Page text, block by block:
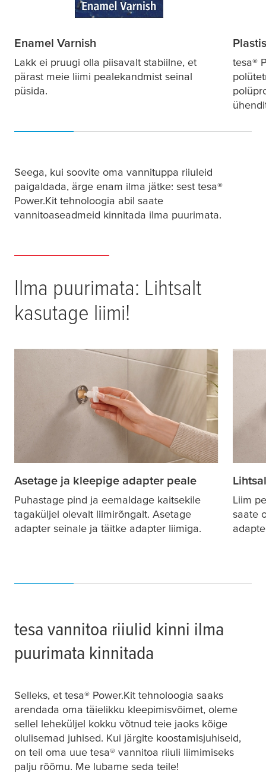
Enamel Varnish
Lakk ei pruugi olla piisavalt stabiilne, et
pärast meie liimi pealekandmist seinal
püsida.
tesa®
Seega, kui soovite oma vannituppa riiuleid
paigaldada, ärge enam ilma jätke: sest tesa®
Power.Kit tehnoloogia abil saate
vannitoaseadmeid kinnitada ilma puurimata.
Ilma puurimata: Lihtsalt
kasutage liimi!
Asetage ja kleepige adapter peale
Puhastage pind ja eemaldage kaitsekile
tagaküljel olevalt liimirõngalt. Asetage
adapter seinale ja täitke adapter liimiga.
Liim
saate
tesa vannitoa riiulid kinni ilma
puurimata kinnitada
Selleks, et tesa® Power.Kit tehnoloogia saaks
arendada oma täielikku kleepimisvõimet, oleme
sellel leheküljel kokku võtnud teie jaoks kõige
olulisemad juhised. Kui järgite koostamisjuhiseid,
on teil oma uue tesa® vannitoa riiuli liimimiseks
palju rõõmu. Me lubame seda teile!